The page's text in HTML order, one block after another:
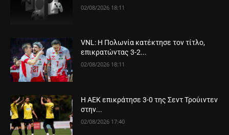
02/08/2026 18:11
VNL: Η Πολωνία κατέκτησε τον τίτλο,
επικρατώντας 3-2...
02/08/2026 18:11
Η ΑΕΚ επικράτησε 3-0 της Σεντ Τρούιντεν
στην...
02/08/2026 17:40